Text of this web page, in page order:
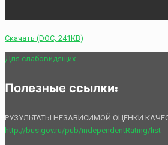
Скачать (DOC, 241KB)
Для слабовидящих
Полезные ссылки:
РУЗУЛЬТАТЫ НЕЗАВИСИМОЙ ОЦЕНКИ
http://bus.gov.ru/pub/independentRating/list